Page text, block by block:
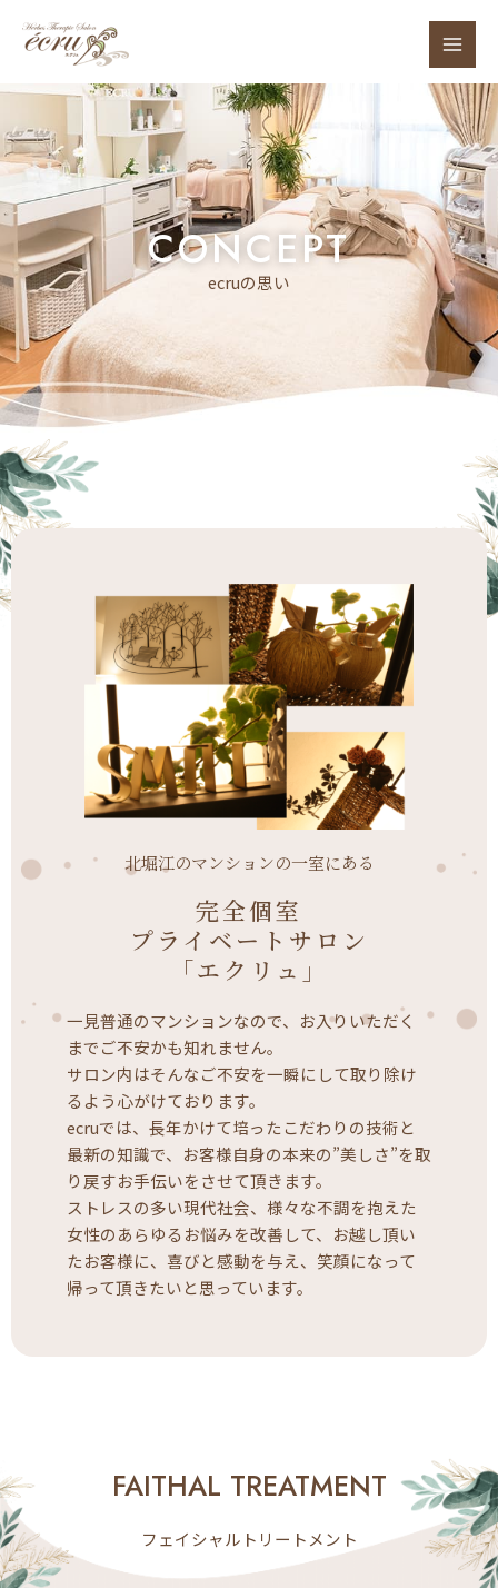
CONCEPT
ecruの思い
北堀江のマンションの一室にある
完全個室
プライベートサロン
「エクリュ」
一見普通のマンションなので、お入りいただく
までご不安かも知れません。
サロン内はそんなご不安を一瞬にして取り除け
るよう心がけております。
ecruでは、長年かけて培ったこだわりの技術と
最新の知識で、お客様自身の本来の”美しさ”を取
り戻すお手伝いをさせて頂きます。
ストレスの多い現代社会、様々な不調を抱えた
女性のあらゆるお悩みを改善して、お越し頂い
たお客様に、喜びと感動を与え、笑顔になって
帰って頂きたいと思っています。
FAITHAL TREATMENT
フェイシャルトリートメント